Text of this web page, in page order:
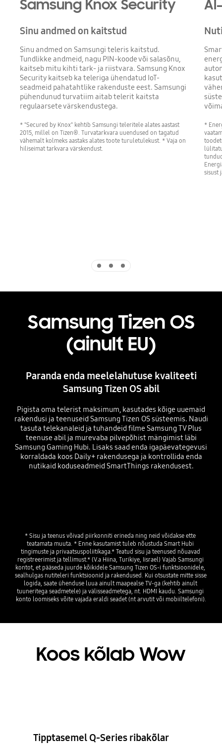
Samsung Knox Security
Sinu andmed on kaitstud
Sinu andmed on Samsungi teleris kaitstud.
Tundlikke andmeid, nagu PIN-koode või salasõnu,
kaitseb mitu kihti tark- ja riistvara. Samsung Knox
Security kaitseb ka teleriga ühendatud IoT-
seadmeid pahatahtlike rakenduste eest. Samsungi
pühendunud turvatiim aitab telerit kaitsta
regulaarsete värskendustega.
* "Secured by Knox" kehtib Samsungi teleritele alates aastast
2015, millel on Tizen®. Turvatarkvara uuendused on tagatud
vähemalt kolmeks aastaks alates toote turuletulekust. * Vaja on
hiliseimat tarkvara värskendust.
*
sisust
Samsung Tizen OS
(ainult EU)
Paranda enda meelelahutuse kvaliteeti
Samsung Tizen OS abil
Pigista oma telerist maksimum, kasutades kõige uuemaid
rakendusi ja teenuseid Samsung Tizen OS süsteemis. Naudi
tasuta telekanaleid ja tuhandeid filme Samsung TV Plus
teenuse abil ja murevaba pilvepõhist mängimist läbi
Samsung Gaming Hubi. Lisaks saad enda igapäevategevusi
korraldada koos Daily+ rakendusega ja kontrollida enda
nutikaid koduseadmeid SmartThings rakendusest.
* Sisu ja teenus võivad piirkonniti erineda ning neid võidakse ette
teatamata muuta. * Enne kasutamist tuleb nõustuda Smart Hubi
tingimuste ja privaatsuspoliitikaga.* Teatud sisu ja teenused nõuavad
registreerimist ja tellimust.* (V.a Hiina, Turikiye, Iisrael) Vajab Samsungi
kontot, et pääseda juurde kõikidele Samsung Tizen OS-i funktsioonidele,
sealhulgas nutiteleri funktsioonid ja rakendused. Kui otsustate mitte sisse
logida, saate ühenduse luua ainult maapealse TV-ga (kehtib ainult
tuuneritega seadmetele) ja välisseadmetega, nt. HDMI kaudu. Samsungi
Koos kõlab Wow
Tipptasemel Q-Series ribakõlar